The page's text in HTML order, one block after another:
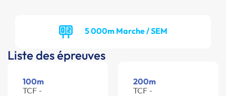
5 000m Marche / SEM
Liste des épreuves
100m
TCF -
200m
TCF -